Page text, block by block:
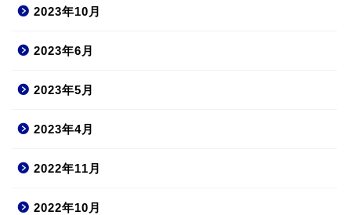
2023年10月
2023年6月
2023年5月
2023年4月
2022年11月
2022年10月